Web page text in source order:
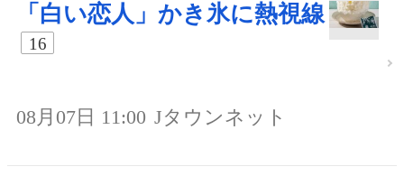
「白い恋人」かき氷に熱視線
16
08月07日 11:00 Jタウンネット